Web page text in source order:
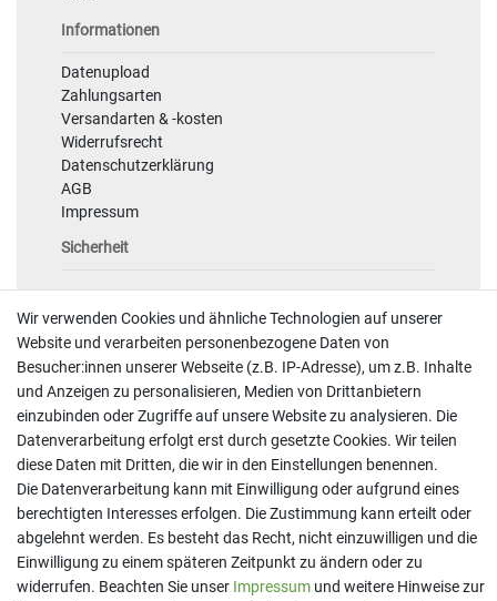
Informationen
Datenupload
Zahlungsarten
Versandarten & -kosten
Widerrufsrecht
Datenschutzerklärung
AGB
Impressum
Sicherheit
Kontakt
Telefon:07191 - 9 33 21 80
E-Mail:info@printaro.de
Bürozeiten
Mo - Fr 09:00 Uhr - 13:00 Uhr
Wir verwenden Cookies und ähnliche Technologien auf unserer
Website und verarbeiten personenbezogene Daten von
Besucher:innen unserer Webseite (z.B. IP-Adresse), um z.B. Inhalte
und Anzeigen zu personalisieren, Medien von Drittanbietern
einzubinden oder Zugriffe auf unsere Website zu analysieren. Die
Datenverarbeitung erfolgt erst durch gesetzte Cookies. Wir teilen
diese Daten mit Dritten, die wir in den Einstellungen benennen.
Die Datenverarbeitung kann mit Einwilligung oder aufgrund eines
berechtigten Interesses erfolgen. Die Zustimmung kann erteilt oder
abgelehnt werden. Es besteht das Recht, nicht einzuwilligen und die
Einwilligung zu einem späteren Zeitpunkt zu ändern oder zu
widerrufen. Beachten Sie unser Impressum und weitere Hinweise zur